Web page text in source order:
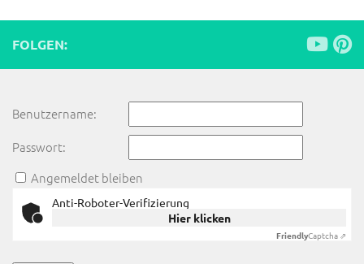
FOLGEN:
Benutzername:
Passwort:
Angemeldet bleiben
Anti-Roboter-Verifizierung
Hier klicken
FriendlyCaptcha ⇗